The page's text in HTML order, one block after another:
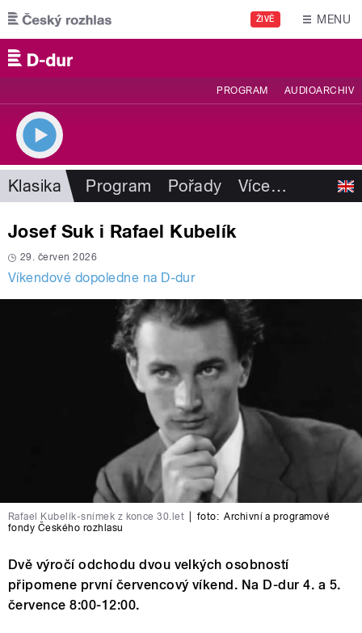
Přejít k hlavnímu obsahu
ŽIVĚ MENU
PROGRAM AUDIOARCHIV
Klasika Program Pořady Více…
Josef Suk i Rafael Kubelík
29. červen 2026
Víkendové dopoledne na D-dur
Rafael Kubelík-snímek z konce 30.let foto: Archivní a programové
fondy Českého rozhlasu
Dvě výročí odchodu dvou velkých osobností
připomene první červencový víkend. Na D-dur 4. a 5.
července 8:00-12:00.